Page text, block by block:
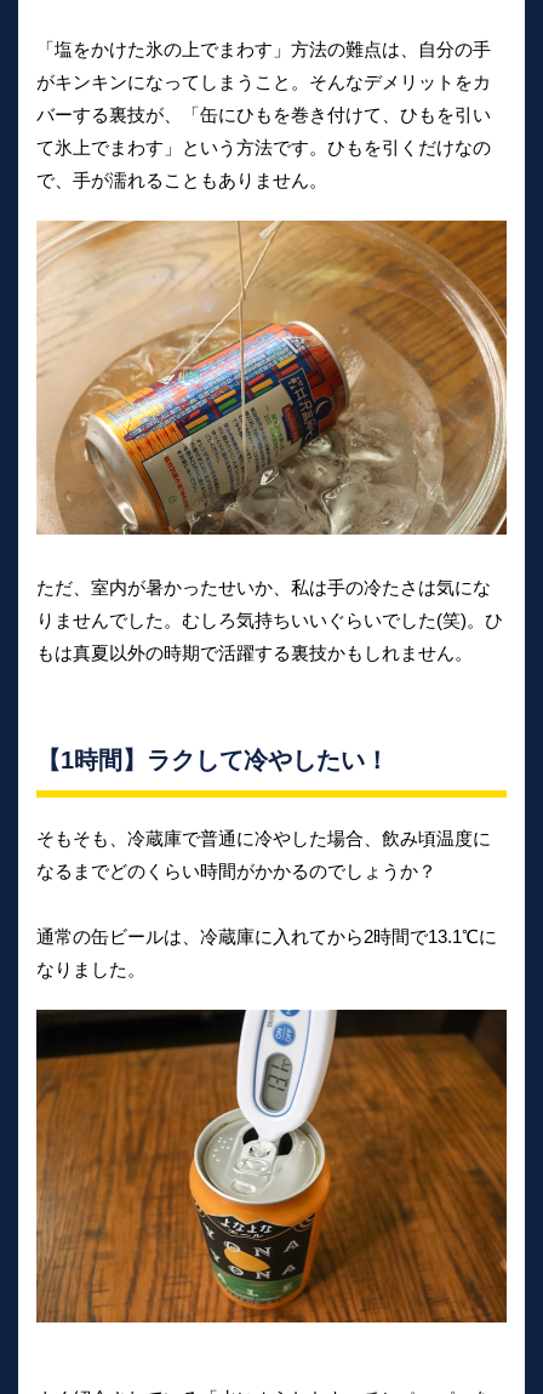
「塩をかけた氷の上でまわす」方法の難点は、自分の手
がキンキンになってしまうこと。そんなデメリットをカ
バーする裏技が、「缶にひもを巻き付けて、ひもを引い
て氷上でまわす」という方法です。ひもを引くだけなの
で、手が濡れることもありません。
ただ、室内が暑かったせいか、私は手の冷たさは気にな
りませんでした。むしろ気持ちいいぐらいでした(笑)。ひ
もは真夏以外の時期で活躍する裏技かもしれません。
【1時間】ラクして冷やしたい！
そもそも、冷蔵庫で普通に冷やした場合、飲み頃温度に
なるまでどのくらい時間がかかるのでしょうか？
通常の缶ビールは、冷蔵庫に入れてから2時間で13.1℃に
なりました。